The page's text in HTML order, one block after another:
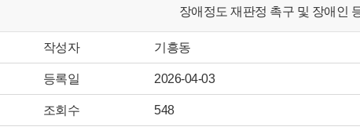
장애정도 재판정 촉구 및 장애인
작성자 기흥동
등록일 2026-04-03
조회수 548